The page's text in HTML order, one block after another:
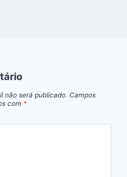
não será publicado. Campos
com *